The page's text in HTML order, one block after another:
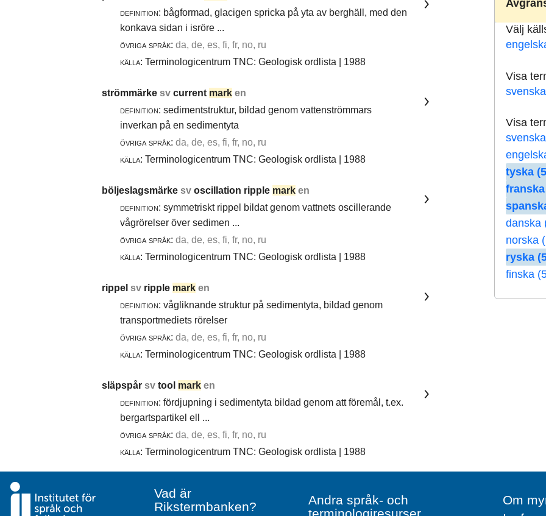
Välj
Visa
Visa
tyska
franska
danska
norska
ryska
finska
definition: bågformad, glacigen spricka på yta av berghäll, med den
konkava sidan i isröre ...
övriga språk: da, de, es, fi, fr, no, ru
källa: Terminologicentrum TNC: Geologisk ordlista | 1988
strömmärke sv current mark en
definition: sedimentstruktur, bildad genom vattenströmmars
inverkan på en sedimentyta
övriga språk: da, de, es, fi, fr, no, ru
källa: Terminologicentrum TNC: Geologisk ordlista | 1988
böljeslagsmärke sv oscillation ripple mark en
definition: symmetriskt rippel bildat genom vattnets oscillerande
vågrörelser över sedimen ...
övriga språk: da, de, es, fi, fr, no, ru
källa: Terminologicentrum TNC: Geologisk ordlista | 1988
rippel sv ripple mark en
definition: vågliknande struktur på sedimentyta, bildad genom
transportmediets rörelser
övriga språk: da, de, es, fi, fr, no, ru
källa: Terminologicentrum TNC: Geologisk ordlista | 1988
släpspår sv tool mark en
definition: fördjupning i sedimentyta bildad genom att föremål, t.ex.
bergartspartikel ell ...
övriga språk: da, de, es, fi, fr, no, ru
källa: Terminologicentrum TNC: Geologisk ordlista | 1988
Vad är
Rikstermbanken?
Andra språk- och
Om